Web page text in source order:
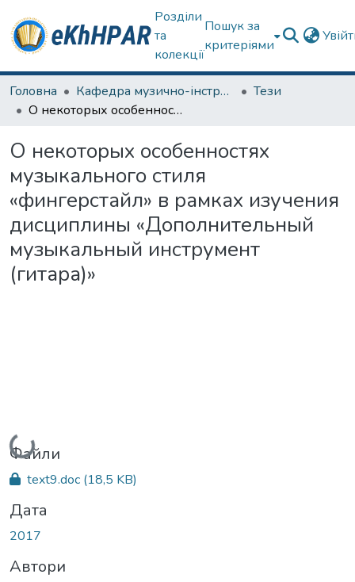
Розділи
та
колекції
Пошук за
критеріями
Головна Кафедра музично-інструментальної підготовки вчителя
Тези
О некоторых особенностях музыкального стиля «фингерстайл» в рамках изучения дисциплины «Дополнительный музыкальный инструмент (гитара)»
О некоторых особенностях
музыкального стиля
«фингерстайл» в рамках изучения
дисциплины «Дополнительный
музыкальный инструмент
(гитара)»
Вантажиться...
Файли
text9.doc (18,5 KB)
Дата
2017
Автори